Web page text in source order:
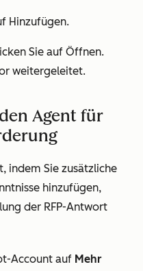
Hinzufügen.
Sie auf Öffnen.
weitergeleitet.
Agent für
indem Sie zusätzliche
hinzufügen,
der RFP-Antwort
Account auf Mehr